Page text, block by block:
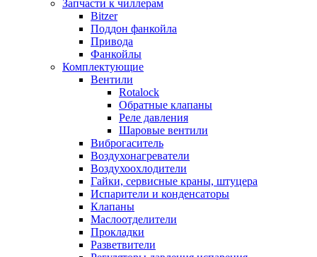
Запчасти к чиллерам
Bitzer
Поддон фанкойла
Привода
Фанкойлы
Комплектующие
Вентили
Rotalock
Обратные клапаны
Реле давления
Шаровые вентили
Виброгаситель
Воздухонагреватели
Воздухоохлодители
Гайки, сервисные краны, штуцера
Испарители и конденсаторы
Клапаны
Маслоотделители
Прокладки
Разветвители